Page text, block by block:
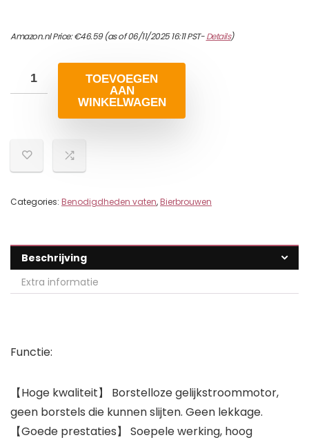
Amazon.nl Price:€46.59(as of 06/11/2025 16:11 PST-Details)
TOEVOEGEN
AAN
WINKELWAGEN
Categories: Benodigdheden vaten,Bierbrouwen
Beschrijving
Extra informatie
Functie:
【Hoge kwaliteit】 Borstelloze gelijkstroommotor,
geen borstels die kunnen slijten. Geen lekkage.
【Goede prestaties】 Soepele werking, hoog